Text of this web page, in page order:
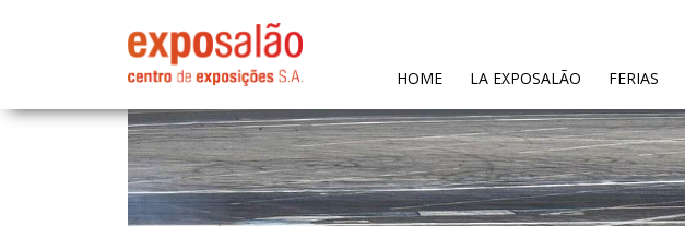
HOME(CURRENT)
LA EXPOSALÃO FERIAS